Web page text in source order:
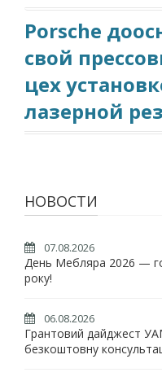
Porsche
свой
цех
лазерной
НОВОСТИ
07.08.2026
День Мебляра 2026 —
року!
06.08.2026
Грантовий дайджест
безкоштовну